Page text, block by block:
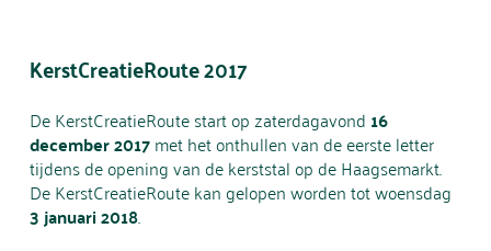
KerstCreatieRoute 2017
De KerstCreatieRoute start op zaterdagavond 16
december 2017met het onthullen van de eerste letter
tijdens de opening van de kerststal op de Haagsemarkt.
De KerstCreatieRoute kan gelopen worden tot woensdag
3 januari 2018.